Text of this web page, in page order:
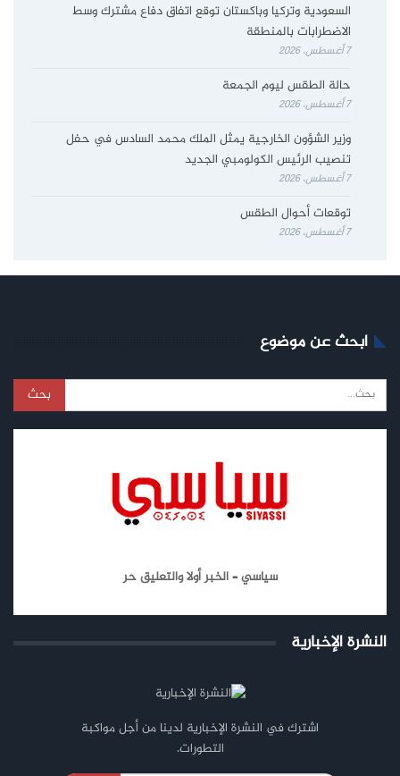
السعودية وتركيا وباكستان توقع اتفاق دفاع مشترك وسط
الاضطرابات بالمنطقة
7 أغسطس، 2026
حالة الطقس ليوم الجمعة
7 أغسطس، 2026
وزير الشؤون الخارجية يمثل الملك محمد السادس في حفل
تنصيب الرئيس الكولومبي الجديد
7 أغسطس، 2026
توقعات أحوال الطقس
7 أغسطس، 2026
ابحث عن موضوع
سياسي – الخبر أولا والتعليق حر
النشرة الإخبارية
اشترك في النشرة الإخبارية لدينا من أجل مواكبة
التطورات.